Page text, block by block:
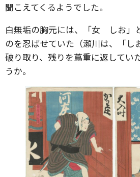
聞こえてくるようでした。
白無垢の胸元には、「女 しお」
のを忍ばせていた（瀬川は、「し
破り取り、残りを蔦重に返してい
うか。